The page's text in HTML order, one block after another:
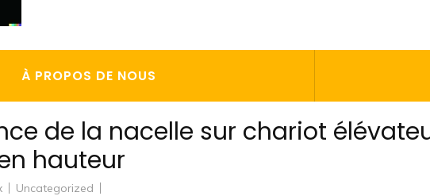
À PROPOS DE NOUS
de la nacelle sur chariot
hauteur
Uncategorized